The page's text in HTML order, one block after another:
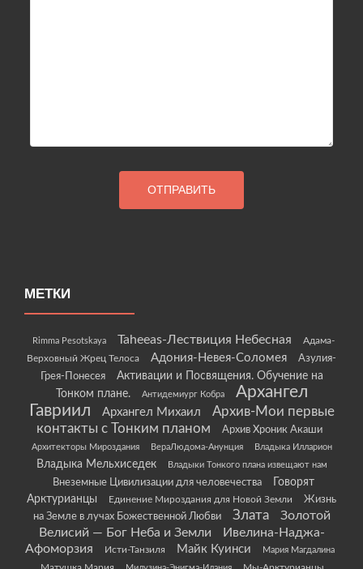
МЕТКИ
Rimma Pesotskaya Taheeas-Лествиция Небесная
Адама-
Верховный Жрец Телоса
Адония-Невея-Соломея
Азулия-
Грея-Понесея
Активации и Посвящения. Обучение на
Тонком плане.
Антидемиург Кобра
Архангел
Гавриил
Архангел Михаил
Архив-Мои первые
контакты с Тонким планом
Архив Хроник Акаши
Архитекторы Мироздания ВераЛюдома-Анунция Владыка Илларион
Владыка Мельхиседек Владыки Тонкого плана извещают нам
Внеземные Цивилизации для человечества
Говорят
Арктурианцы
Единение Мироздания для Новой Земли
Жизнь
на Земле в лучах Божественной Любви
Злата
Золотой
Велисий — Бог Неба и Земли
Ивелина-Наджа-
Афоморзия
Исти-Танзиля Майк Куинси Мария Магдалина